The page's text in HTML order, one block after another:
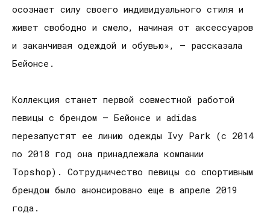
осознает силу своего индивидуального стиля и
живет свободно и смело, начиная от аксессуаров
и заканчивая одеждой и обувью», — рассказала
Бейонсе.
Коллекция станет первой совместной работой
певицы с брендом — Бейонсе и adidas
перезапустят ее линию одежды Ivy Park (с 2014
по 2018 год она принадлежала компании
Topshop). Сотрудничество певицы со спортивным
брендом было анонсировано еще в апреле 2019
года.